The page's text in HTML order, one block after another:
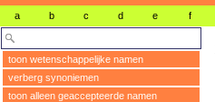
a b c d e f
toon wetenschappelijke namen
verberg synoniemen
toon alleen geaccepteerde namen